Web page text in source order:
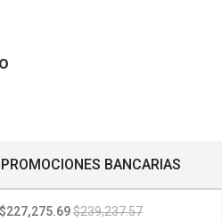
BANCARIAS
$227,275.69$239,237.57